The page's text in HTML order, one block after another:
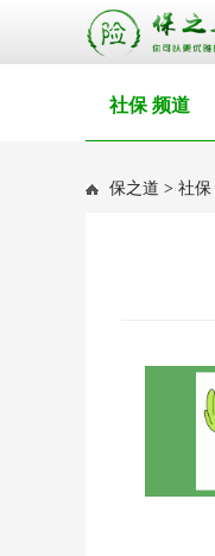
社保 频道
保之道 > 社保